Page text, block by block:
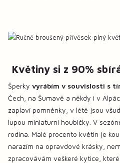
Květiny si z 90%
Šperky vyrábím v souvislosti s
Čech, na Šumavě a někdy i v
zaplaví pomněnky, v létě jsou
lupou miniaturní houbičky. V
rodina. Malé procento květin je
narazím na opravdové krásky,
zpracovávám veškeré kytice,